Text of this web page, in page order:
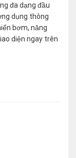
đa dạng đầu
dụng thông
bơm, năng
diện ngay trên